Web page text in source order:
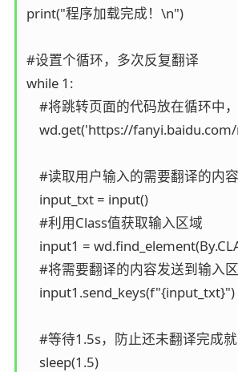
print("程序加载完成！\n")
#设置个循环，多次反复翻译
while 1:
#将跳转页面的代码放在循环
wd.get('https://
    #读取用户输入的需要翻译的内容
    input_txt = input()
    #利用Class值获取输入区域
input1 =
#将需要翻译的内容发送到输入
    input1.send_keys(f"{input_txt}")
#等待1.5s，防止还未翻译完
    sleep(1.5)